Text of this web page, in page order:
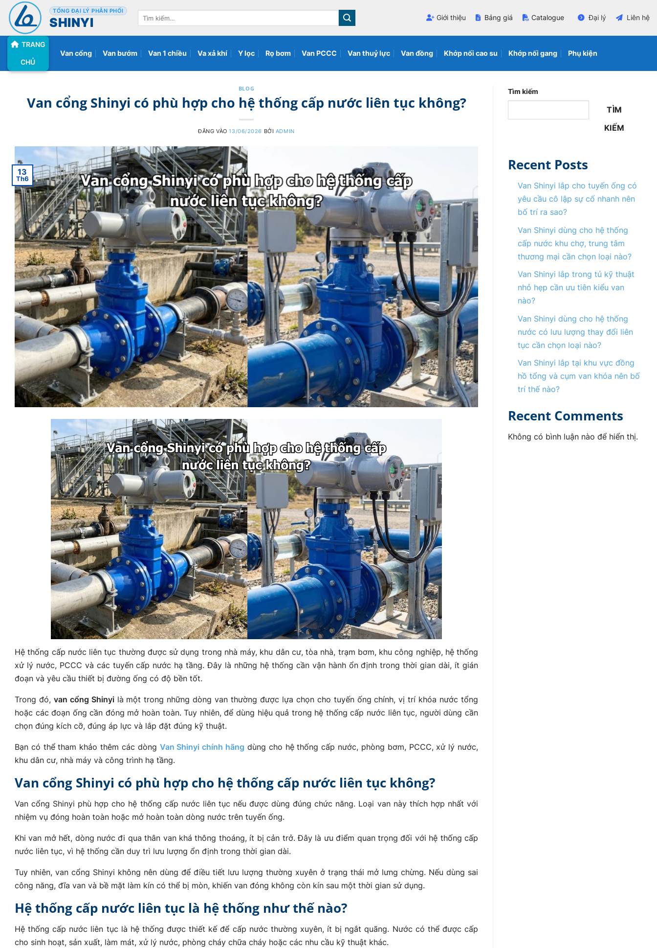
qua
dung
TỔNG ĐẠI LÝ PHÂN PHỐI
SHINYI
Tìm
Giới thiệu Bảng giá Catalogue Đại lý Liên hệ
TRANG
CHỦ
Van cổng Van bướm Van 1 chiều Va xả khí Y lọc Rọ bơm Van PCCC Van thuỷ lực Van đồng Khớp nối cao su Khớp nối gang Phụ kiện
BLOG
Van cổng Shinyi có phù hợp cho hệ thống cấp nước liên tục không?
ĐĂNG VÀO13/06/2026 BỞI ADMIN
13
Th6
Hệ thống cấp nước liên tục thường được sử dụng trong nhà máy, khu dân cư, tòa nhà, trạm bơm, khu công nghiệp, hệ thống
xử lý nước, PCCC và các tuyến cấp nước hạ tầng. Đây là những hệ thống cần vận hành ổn định trong thời gian dài, ít gián
đoạn và yêu cầu thiết bị đường ống có độ bền tốt.
Trong đó, van cổng Shinyilà một trong những dòng van thường được lựa chọn cho tuyến ống chính, vị trí khóa nước tổng
hoặc các đoạn ống cần đóng mở hoàn toàn. Tuy nhiên, để dùng hiệu quả trong hệ thống cấp nước liên tục, người dùng cần
chọn đúng kích cỡ, đúng áp lực và lắp đặt đúng kỹ thuật.
Bạn có thể tham khảo thêm các dòng Van Shinyi chính hãng dùng cho hệ thống cấp nước, phòng bơm, PCCC, xử lý nước,
khu dân cư, nhà máy và công trình hạ tầng.
Van cổng Shinyi có phù hợp cho hệ thống cấp nước liên tục không?
Van cổng Shinyi phù hợp cho hệ thống cấp nước liên tục nếu được dùng đúng chức năng. Loại van này thích hợp nhất với
nhiệm vụ đóng hoàn toàn hoặc mở hoàn toàn dòng nước trên tuyến ống.
Khi van mở hết, dòng nước đi qua thân van khá thông thoáng, ít bị cản trở. Đây là ưu điểm quan trọng đối với hệ thống cấp
nước liên tục, vì hệ thống cần duy trì lưu lượng ổn định trong thời gian dài.
Tuy nhiên, van cổng Shinyi không nên dùng để điều tiết lưu lượng thường xuyên ở trạng thái mở lưng chừng. Nếu dùng sai
công năng, đĩa van và bề mặt làm kín có thể bị mòn, khiến van đóng không còn kín sau một thời gian sử dụng.
Hệ thống cấp nước liên tục là hệ thống như thế nào?
Hệ thống cấp nước liên tục là hệ thống được thiết kế để cấp nước thường xuyên, ít bị ngắt quãng. Nước có thể được cấp
cho sinh hoạt, sản xuất, làm mát, xử lý nước, phòng cháy chữa cháy hoặc các nhu cầu kỹ thuật khác.
Tìm kiếm
TÌM
KIẾM
Recent Posts
Van Shinyi lắp cho tuyến ống có
yêu cầu cô lập sự cố nhanh nên
bố trí ra sao?
Van Shinyi dùng cho hệ thống
cấp nước khu chợ, trung tâm
thương mại cần chọn loại nào?
Van Shinyi lắp trong tủ kỹ thuật
nhỏ hẹp cần ưu tiên kiểu van
nào?
Van Shinyi dùng cho hệ thống
nước có lưu lượng thay đổi liên
tục cần chọn loại nào?
Van Shinyi lắp tại khu vực đồng
hồ tổng và cụm van khóa nên bố
trí thế nào?
Recent Comments
Không có bình luận nào để hiển thị.